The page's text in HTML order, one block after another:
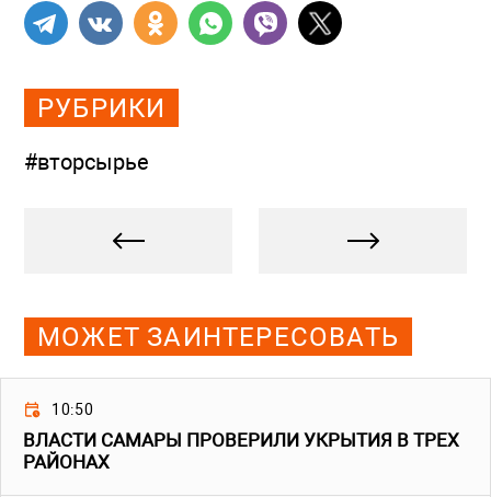
РУБРИКИ
#вторсырье
МОЖЕТ ЗАИНТЕРЕСОВАТЬ
10:50
ВЛАСТИ САМАРЫ ПРОВЕРИЛИ УКРЫТИЯ В ТРЕХ
РАЙОНАХ